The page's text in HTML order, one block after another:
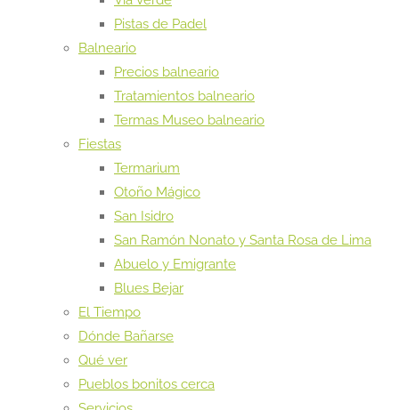
Pistas de Padel
Balneario
Precios balneario
Tratamientos balneario
Termas Museo balneario
Fiestas
Termarium
Otoño Mágico
San Isidro
San Ramón Nonato y Santa Rosa de Lima
Abuelo y Emigrante
Blues Bejar
El Tiempo
Dónde Bañarse
Qué ver
Pueblos bonitos cerca